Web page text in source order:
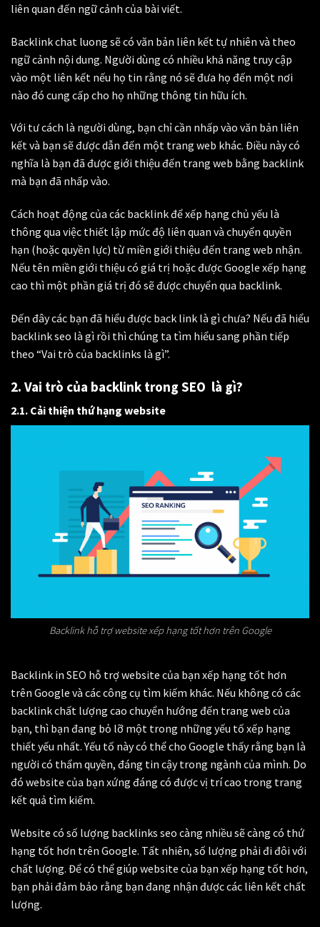
liên quan đến ngữ cảnh của bài viết.
Backlink chat luong sẽ có văn bản liên kết tự nhiên và theo
ngữ cảnh nội dung. Người dùng có nhiều khả năng truy cập
vào một liên kết nếu họ tin rằng nó sẽ đưa họ đến một nơi
nào đó cung cấp cho họ những thông tin hữu ích.
Với tư cách là người dùng, bạn chỉ cần nhấp vào văn bản liên
kết và bạn sẽ được dẫn đến một trang web khác. Điều này có
nghĩa là bạn đã được giới thiệu đến trang web bằng backlink
mà bạn đã nhấp vào.
Cách hoạt động của các backlink để xếp hạng chủ yếu là
thông qua việc thiết lập mức độ liên quan và chuyển quyền
hạn (hoặc quyền lực) từ miền giới thiệu đến trang web nhận.
Nếu tên miền giới thiệu có giá trị hoặc được Google xếp hạng
cao thì một phần giá trị đó sẽ được chuyển qua backlink.
Đến đây các bạn đã hiểu được back link là gì chưa? Nếu đã hiểu
backlink seo là gì rồi thì chúng ta tìm hiểu sang phần tiếp
theo “Vai trò của backlinks là gì”.
2. Vai trò của backlink trong SEO là gì?
2.1. Cải thiện thứ hạng website
Backlink hỗ trợ website xếp hạng tốt hơn trên Google
Backlink in SEO hỗ trợ website của bạn xếp hạng tốt hơn
trên Google và các công cụ tìm kiếm khác. Nếu không có các
backlink chất lượng cao chuyển hướng đến trang web của
bạn, thì bạn đang bỏ lỡ một trong những yếu tố xếp hạng
thiết yếu nhất. Yếu tố này có thể cho Google thấy rằng bạn là
người có thẩm quyền, đáng tin cậy trong ngành của mình. Do
đó website của bạn xứng đáng có được vị trí cao trong trang
kết quả tìm kiếm.
Website có số lượng backlinks seo càng nhiều sẽ càng có thứ
hạng tốt hơn trên Google. Tất nhiên, số lượng phải đi đôi với
chất lượng. Để có thể giúp website của bạn xếp hạng tốt hơn,
bạn phải đảm bảo rằng bạn đang nhận được các liên kết chất
lượng.